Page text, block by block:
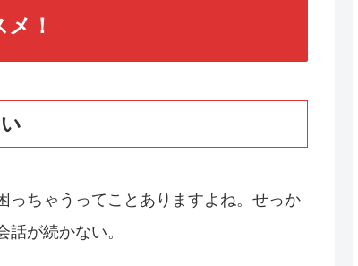
！
っちゃうってことありますよね。せっか
が続かない。